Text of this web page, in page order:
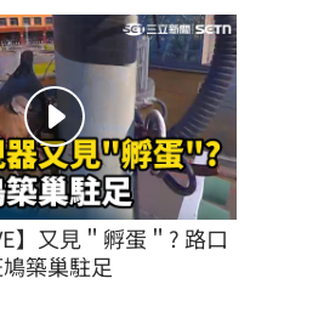
】又見＂孵蛋＂? 路口
築巢駐足